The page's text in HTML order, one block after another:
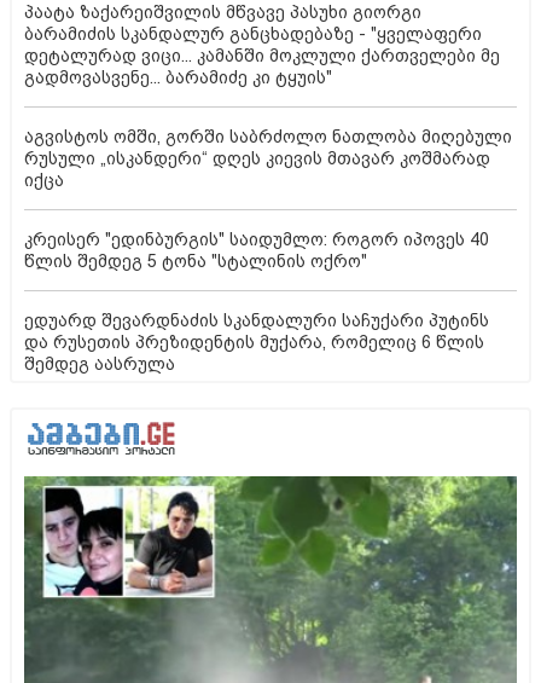
პაატა ზაქარეიშვილის მწვავე პასუხი გიორგი
ბარამიძის სკანდალურ განცხადებაზე - "ყველაფერი
დეტალურად ვიცი... კამანში მოკლული ქართველები მე
გადმოვასვენე... ბარამიძე კი ტყუის"
აგვისტოს ომში, გორში საბრძოლო ნათლობა მიღებული
რუსული „ისკანდერი“ დღეს კიევის მთავარ კოშმარად
იქცა
კრეისერ "ედინბურგის" საიდუმლო: როგორ იპოვეს 40
წლის შემდეგ 5 ტონა "სტალინის ოქრო"
ედუარდ შევარდნაძის სკანდალური საჩუქარი პუტინს
და რუსეთის პრეზიდენტის მუქარა, რომელიც 6 წლის
შემდეგ აასრულა